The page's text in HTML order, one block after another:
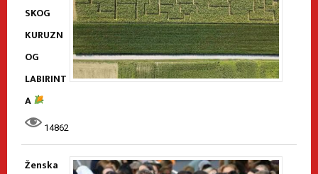
SKOG
KURUZN
OG
LABIRINT
A
14862
Ženska